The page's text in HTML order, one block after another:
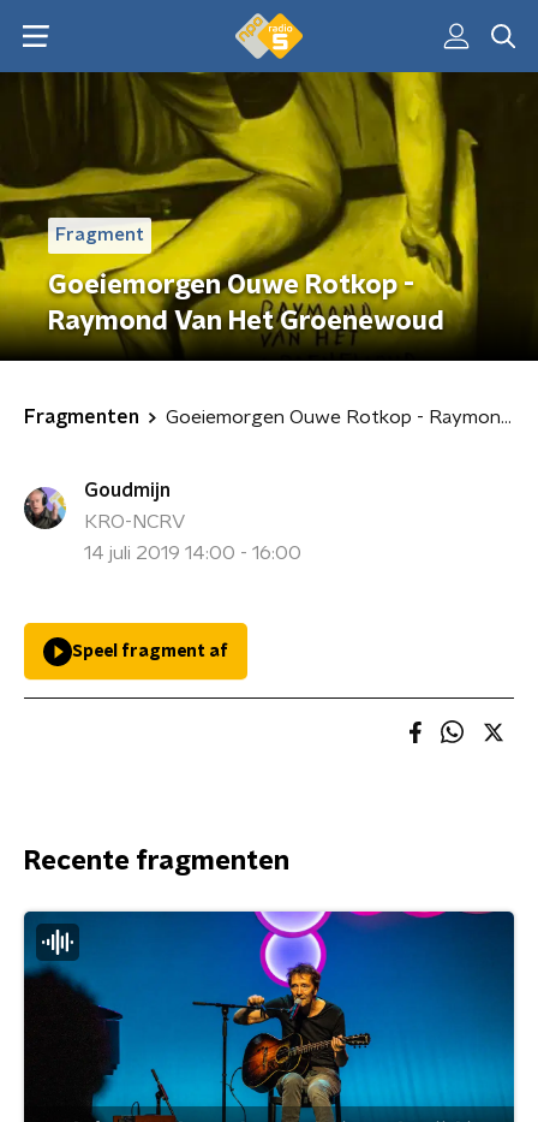
Fragment
Goeiemorgen Ouwe Rotkop -
Raymond Van Het Groenewoud
Fragmenten Goeiemorgen Ouwe Rotkop - Raymond Van Het Groenewoud
Goudmijn
KRO-NCRV
14 juli 2019 14:00 - 16:00
Speel fragment af
Recente fragmenten